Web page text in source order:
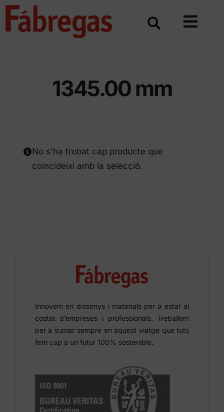
Skip
1345.00 mm
No s'ha trobat cap producte que
coincideixi amb la selecció.
Innovem en dissenys i materials per a estar al
costat d’empreses i professionals. Treballem
per a sumar sempre en aquest viatge que tots
fem cap a un futur 100% sostenible.